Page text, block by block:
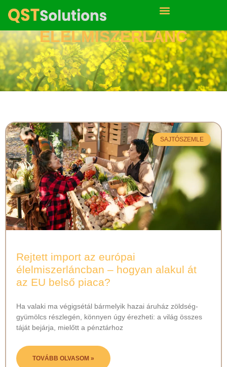
ÉLELMISZERLÁNC
SAJTÓSZEMLE
Rejtett import az európai
élelmiszerláncban – hogyan alakul át
az EU belső piaca?
Ha valaki ma végigsétál bármelyik hazai áruház zöldség-
gyümölcs részlegén, könnyen úgy érezheti: a világ összes
táját bejárja, mielőtt a pénztárhoz
TOVÁBB OLVASOM »